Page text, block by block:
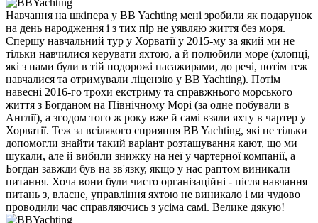
Навчання на шкіпера у BB Yachting мені зробили як подарунок
на день народження і з тих пір не уявляю життя без моря.
Спершу навчальний тур у Хорватії у 2015-му за який ми не
тільки навчилися керувати яхтою, а й полюбили море (хлопці,
які з нами були в тій подорожі пасажирами, до речі, потім теж
навчалися та отримували ліцензію у BB Yachting). Потім
навесні 2016-го трохи екстриму та справжнього морського
життя з Богданом на Північному Морі (за одне побували в
Англії), а згодом того ж року вже й самі взяли яхту в чартер у
Хорватії. Теж за всілякого сприяння BB Yachting, які не тільки
допомогли знайти такий варіант розташування кают, що ми
шукали, але й вибили знижку на неї у чартерної компанії, а
Богдан завжди був на зв'язку, якщо у нас раптом виникали
питання. Хоча вони були чисто організаційні - після навчання
питань з, власне, управління яхтою не виникало і ми чудово
проводили час справляючись з усіма самі. Велике дякую!